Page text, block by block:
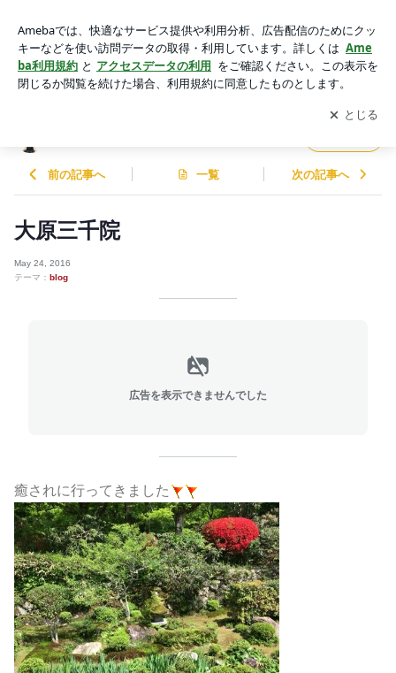
アプリをダウンロードして ブログの更新通知
を受け取りまし
ょう。
開く
前の記事へ 一覧 次の記事へ
大原三千院
May 24, 2016
テーマ： blog
広告を表示できませんでした
癒されに行ってきました